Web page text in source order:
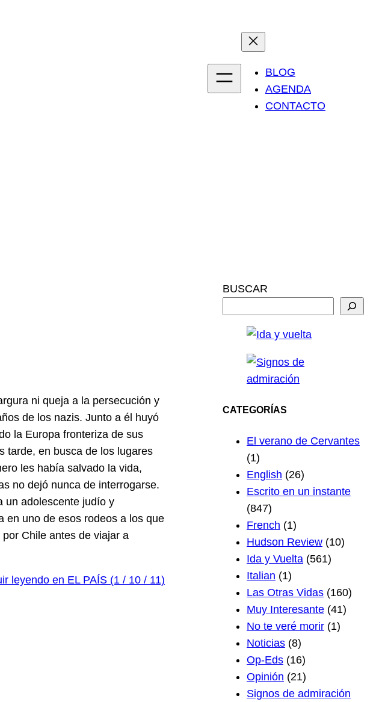
BLOG
AGENDA
CONTACTO
ni queja a la persecución y
de los nazis. Junto a él huyó
la Europa fronteriza de sus
tarde, en busca de los lugares
les había salvado la vida,
no dejó nunca de interrogarse.
un adolescente judío y
en uno de esos rodeos a los que
Chile antes de viajar a
leyendo en EL PAÍS (1 / 10 / 11)
BUSCAR
CATEGORÍAS
El verano de Cervantes
(1)
English (26)
Escrito en un instante
(847)
French (1)
Hudson Review (10)
Ida y Vuelta (561)
Italian (1)
Las Otras Vidas (160)
Muy Interesante (41)
No te veré morir (1)
Noticias (8)
Op-Eds (16)
Opinión (21)
Signos de admiración